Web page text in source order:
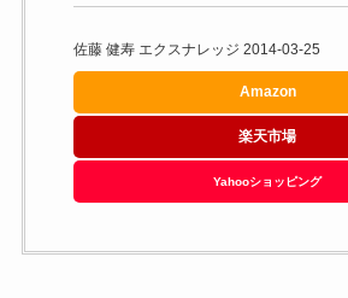
佐藤 健寿 エクスナレッジ 2014-03-25
Amazon
楽天市場
Yahooショッピング